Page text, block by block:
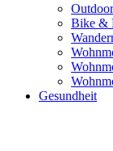
Bike &
Gesundheit